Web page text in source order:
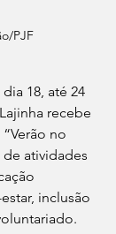
PJF
18, até 24
recebe
no
de atividades
inclusão